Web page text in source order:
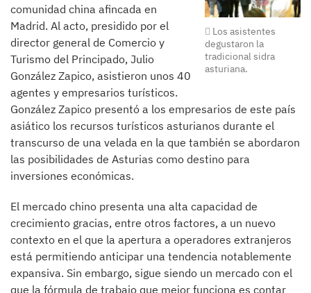
Los asistentes
degustaron la
tradicional sidra
asturiana.
comunidad china afincada en
Madrid. Al acto, presidido por el
director general de Comercio y
Turismo del Principado, Julio
González Zapico, asistieron unos 40
agentes y empresarios turísticos.
González Zapico presentó a los empresarios de este país
asiático los recursos turísticos asturianos durante el
transcurso de una velada en la que también se abordaron
las posibilidades de Asturias como destino para
inversiones económicas.
El mercado chino presenta una alta capacidad de
crecimiento gracias, entre otros factores, a un nuevo
contexto en el que la apertura a operadores extranjeros
está permitiendo anticipar una tendencia notablemente
expansiva. Sin embargo, sigue siendo un mercado con el
que la fórmula de trabajo que mejor funciona es contar